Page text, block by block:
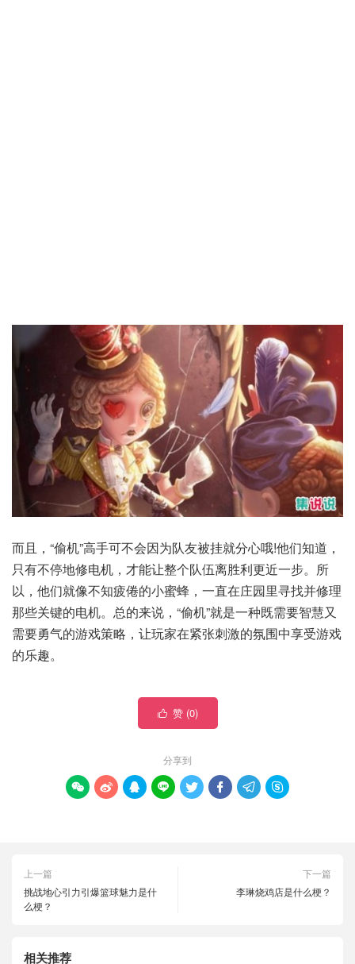
而且，“偷机”高手可不会因为队友被挂就分心哦!他们知道，
只有不停地修电机，才能让整个队伍离胜利更近一步。所
以，他们就像不知疲倦的小蜜蜂，一直在庄园里寻找并修理
那些关键的电机。总的来说，“偷机”就是一种既需要智慧又
需要勇气的游戏策略，让玩家在紧张刺激的氛围中享受游戏
的乐趣。
 赞 (0)
分享到
       
上一篇
挑战地心引力引爆篮球魅力是什
么梗？
下一篇
李琳烧鸡店是什么梗？
相关推荐